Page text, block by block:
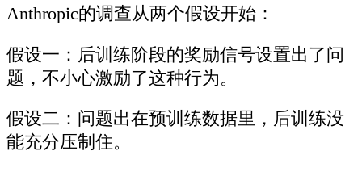
Anthropic的调查从两个假设开始：
假设一：后训练阶段的奖励信号设置出了问
题，不小心激励了这种行为。
假设二：问题出在预训练数据里，后训练没
能充分压制住。